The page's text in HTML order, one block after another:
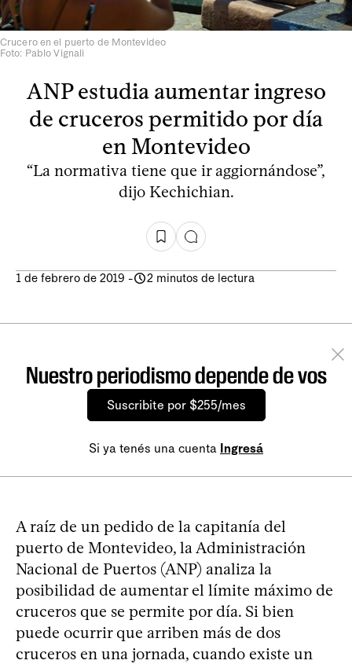
Crucero en el puerto de Montevideo
Foto: Pablo Vignali
ANP estudia aumentar ingreso
de cruceros permitido por día
en Montevideo
“La normativa tiene que ir aggiornándose”,
dijo Kechichian.
1 de febrero de 2019 - 2 minutos de lectura
Nuestro periodismo depende de vos
Suscribite por $255/mes
Si ya tenés una cuenta Ingresá
A raíz de un pedido de la capitanía del
puerto de Montevideo, la Administración
Nacional de Puertos (ANP) analiza la
posibilidad de aumentar el límite máximo de
cruceros que se permite por día. Si bien
puede ocurrir que arriben más de dos
cruceros en una jornada, cuando existe un